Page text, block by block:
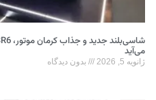
می‌آید
ژانویه 5, 2026 بدون دیدگاه